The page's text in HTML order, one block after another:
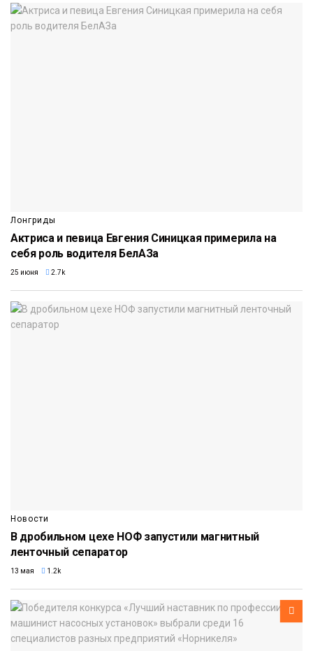
Лонгриды
Актриса и певица Евгения Синицкая примерила на
себя роль водителя БелАЗа
25 июня 2.7k
Новости
В дробильном цехе НОФ запустили магнитный
ленточный сепаратор
13 мая 1.2k